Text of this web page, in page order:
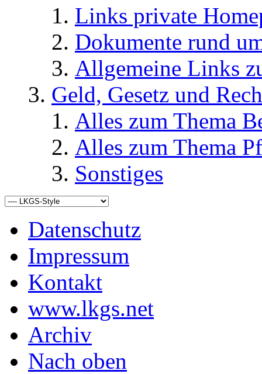
Links private
Dokumente rund
Allgemeine Links
Geld, Gesetz und
Alles zum Thema
Alles zum Thema
Sonstiges
Datenschutz
Impressum
Kontakt
www.lkgs.net
Archiv
Nach oben